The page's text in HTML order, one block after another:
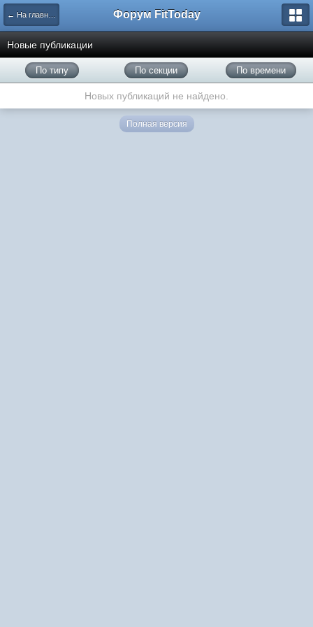
← На главную Форум FitToday
Новые публикации
По типу По секции По времени
Новых публикаций не найдено.
Полная версия